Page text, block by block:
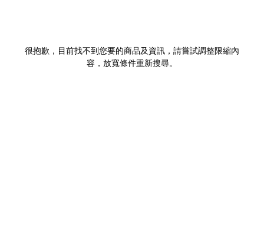
很抱歉，目前找不到您要的商品及資訊，請嘗試調整限縮內
容，放寬條件重新搜尋。